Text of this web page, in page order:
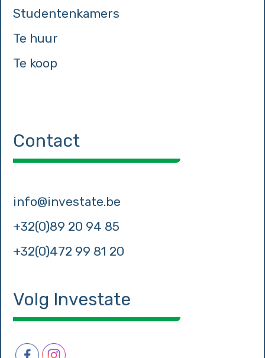
Studentenkamers
Te huur
Te koop
Contact
info@investate.be
+32(0)89 20 94 85
+32(0)472 99 81 20
Volg Investate